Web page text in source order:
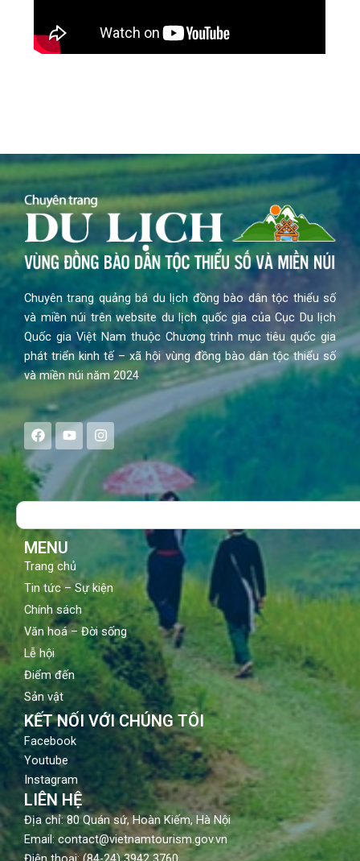
Chuyên trang quảng bá du lịch đồng bào dân tộc thiểu số
và miền núi trên website du lịch quốc gia của Cục Du lịch
Quốc gia Việt Nam thuộc Chương trình mục tiêu quốc gia
phát triển kinh tế – xã hội vùng đồng bào dân tộc thiểu số
và miền núi năm 2024
F
a
c
e
b
o
Y
o
u
t
u
b
I
n
s
a
g
Search
MENU
Trang chủ
Tin tức – Sự kiện
Chính sách
Văn hoá – Đời sống
Lễ hội
Điểm đến
Sản vật
KẾT NỐI VỚI CHÚNG TÔI
Facebook
Youtube
Instagram
LIÊN HỆ
Địa chỉ: 80 Quán sứ, Hoàn Kiếm, Hà Nội
Email: contact@vietnamtourism.gov.vn